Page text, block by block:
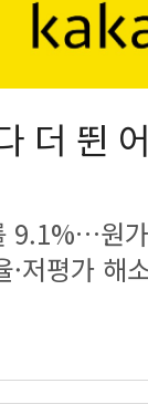
더 뛴
9.1%…원
저평가 해